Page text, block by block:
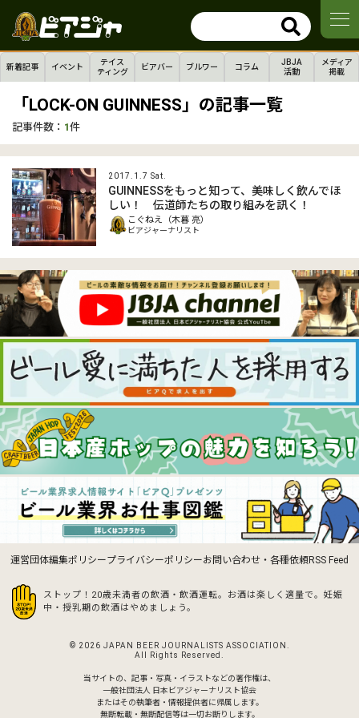
新着記事 イベント
テイス
ティング
ビアバー ブルワー コラム
JBJA
活動
メディア
掲載
「LOCK-ON GUINNESS」の記事一覧
記事件数： 1件
2017.1.7 Sat.
GUINNESSをもっと知って、美味しく飲んでほ
しい！ 伝道師たちの取り組みを訊く！
こぐねえ（木暮 亮）
ビアジャーナリスト
運営団体編集ポリシープライバシーポリシーお問い合わせ・各種依頼RSS Feed
ストップ！20歳未満者の飲酒・飲酒運転。お酒は楽しく適量で。 妊娠
中・授乳期の飲酒はやめましょう。
© 2026 JAPAN BEER JOURNALISTS ASSOCIATION.
All Rights Reserved.
当サイトの、記事・写真・イラストなどの著作権は、
一般社団法人 日本ビアジャーナリスト協会
またはその執筆者・情報提供者に帰属します。
無断転載・無断配信等は一切お断りします。